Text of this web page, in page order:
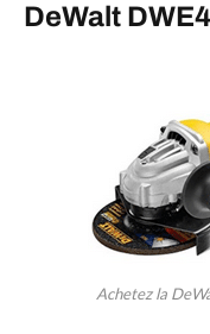
DeWalt
Achetez la